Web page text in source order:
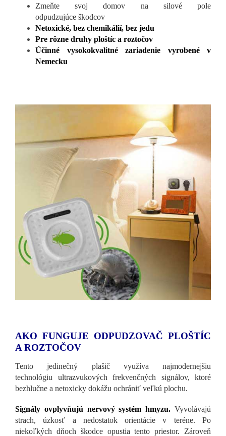
Zmeňte svoj domov na silové pole
odpudzujúce škodcov
Netoxické, bez chemikálií, bez jedu
Pre rôzne druhy ploštíc a roztočov
Účinné vysokokvalitné zariadenie vyrobené v
Nemecku
AKO FUNGUJE ODPUDZOVAČ PLOŠTÍC
A ROZTOČOV
Tento jedinečný plašič využíva najmodernejšiu
technológiu ultrazvukových frekvenčných signálov, ktoré
bezhlučne a netoxicky dokážu ochrániť veľkú plochu.
Signály ovplyvňujú nervový systém hmyzu. Vyvolávajú
strach, úzkosť a nedostatok orientácie v teréne. Po
niekoľkých dňoch škodce opustia tento priestor. Zároveň